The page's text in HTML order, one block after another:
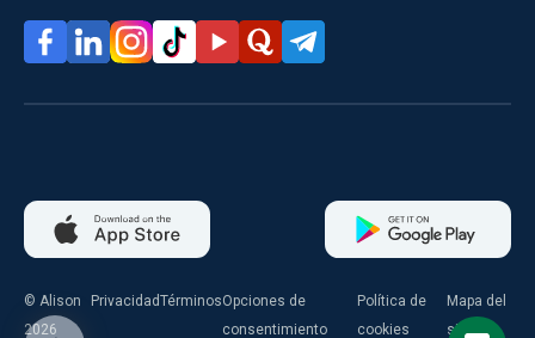
© Alison
2026
PrivacidadTérminosOpciones de
consentimiento
Política de
cookies
Mapa del
sitio